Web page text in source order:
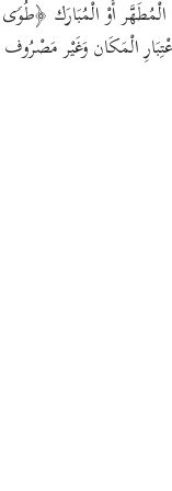
أَوْ الْمُبَارَك ﴿طُوࣰى
الْمَكَان وَغَيْر مَصْرُوف